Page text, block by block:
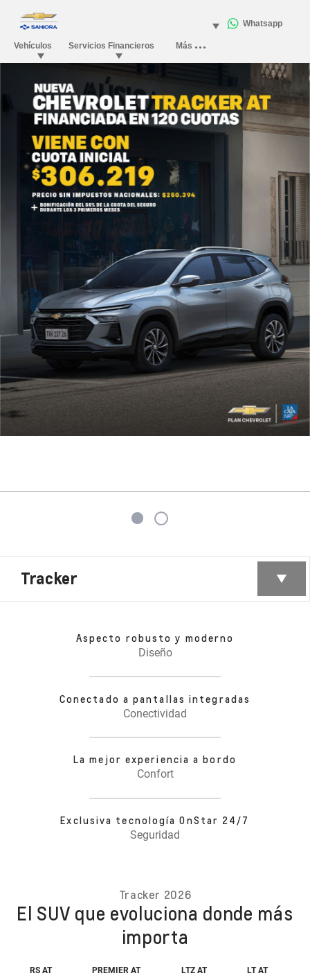
Tracker
Aspecto robusto y moderno
Diseño
Conectado a pantallas integradas
Conectividad
La mejor experiencia a bordo
Confort
Exclusiva tecnología OnStar 24/7
Seguridad
Tracker 2026
El SUV que evoluciona donde más
importa
RS AT
PREMIER AT
LTZ AT
LT AT